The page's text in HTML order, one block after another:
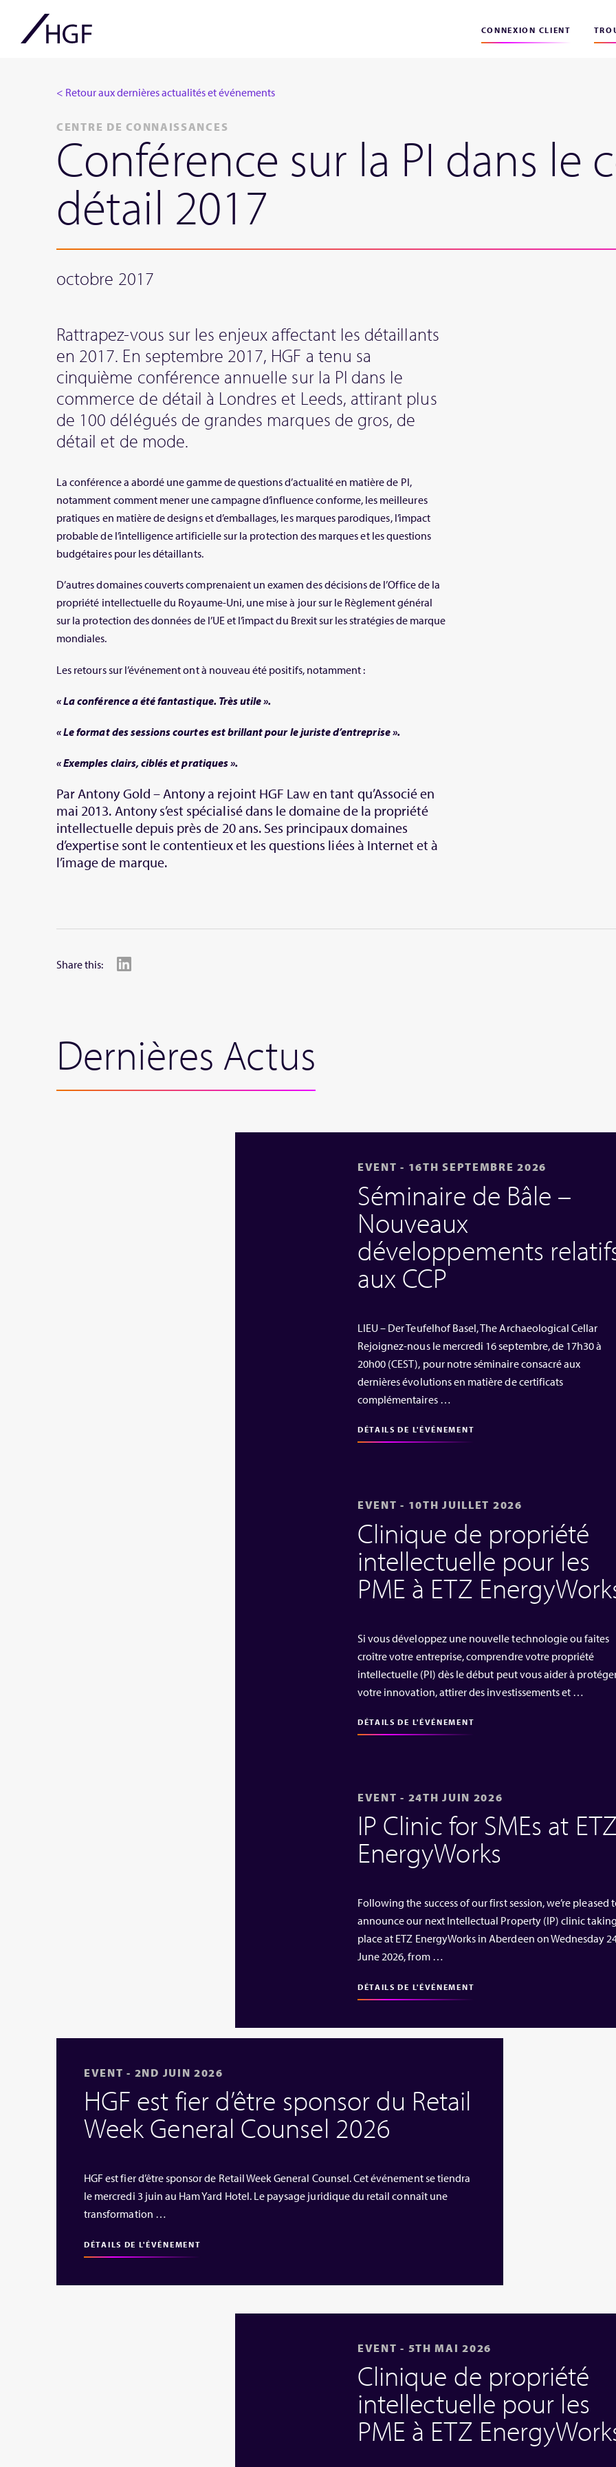
CONNEXION CLIENT
< Retour aux dernières actualités et événements
CENTRE DE CONNAISSANCES
Conférence sur la PI dans le
détail 2017
octobre 2017
Rattrapez-vous sur les enjeux affectant les détaillants
en 2017. En septembre 2017, HGF a tenu sa
cinquième conférence annuelle sur la PI dans le
commerce de détail à Londres et Leeds, attirant plus
de 100 délégués de grandes marques de gros, de
détail et de mode.
La conférence a abordé une gamme de questions d’actualité en matière de PI,
notamment comment mener une campagne d’influence conforme, les meilleures
pratiques en matière de designs et d’emballages, les marques parodiques, l’impact
probable de l’intelligence artificielle sur la protection des marques et les questions
budgétaires pour les détaillants.
D’autres domaines couverts comprenaient un examen des décisions de l’Office de la
propriété intellectuelle du Royaume-Uni, une mise à jour sur le Règlement général
sur la protection des données de l’UE et l’impact du Brexit sur les stratégies de marque
mondiales.
Les retours sur l’événement ont à nouveau été positifs, notamment :
« La conférence a été fantastique. Très utile ».
« Le format des sessions courtes est brillant pour le juriste d’entreprise ».
« Exemples clairs, ciblés et pratiques ».
Par Antony Gold – Antony a rejoint HGF Law en tant qu’Associé en
mai 2013. Antony s’est spécialisé dans le domaine de la propriété
intellectuelle depuis près de 20 ans. Ses principaux domaines
d’expertise sont le contentieux et les questions liées à Internet et à
l’image de marque.
Share this:
Dernières Actus
EVENT - 16TH SEPTEMBRE 2026
Séminaire de Bâle –
Nouveaux
développements
aux CCP
LIEU – Der Teufelhof Basel, The Archaeological Cellar
Rejoignez-nous le mercredi 16 septembre, de 17h30 à
20h00 (CEST), pour notre séminaire consacré aux
dernières évolutions en matière de certificats
complémentaires …
DÉTAILS DE L'ÉVÉNEMENT
EVENT - 10TH JUILLET 2026
Clinique de propriété
intellectuelle pour les
PME à ETZ
Si vous développez une nouvelle technologie ou faites
croître votre entreprise, comprendre votre propriété
intellectuelle (PI) dès le début peut vous aider à
votre innovation, attirer des investissements et …
DÉTAILS DE L'ÉVÉNEMENT
EVENT - 24TH JUIN 2026
IP Clinic for SMEs at
EnergyWorks
Following the success of our first session, we’re pleased
announce our next Intellectual Property (IP) clinic
place at ETZ EnergyWorks in Aberdeen on Wednesday
June 2026, from …
DÉTAILS DE L'ÉVÉNEMENT
EVENT - 2ND JUIN 2026
HGF est fier d’être sponsor du Retail
Week General Counsel 2026
HGF est fier d’être sponsor de Retail Week General Counsel. Cet événement se tiendra
le mercredi 3 juin au Ham Yard Hotel. Le paysage juridique du retail connaît une
transformation …
DÉTAILS DE L'ÉVÉNEMENT
EVENT - 5TH MAI 2026
Clinique de propriété
intellectuelle pour les
PME à ETZ